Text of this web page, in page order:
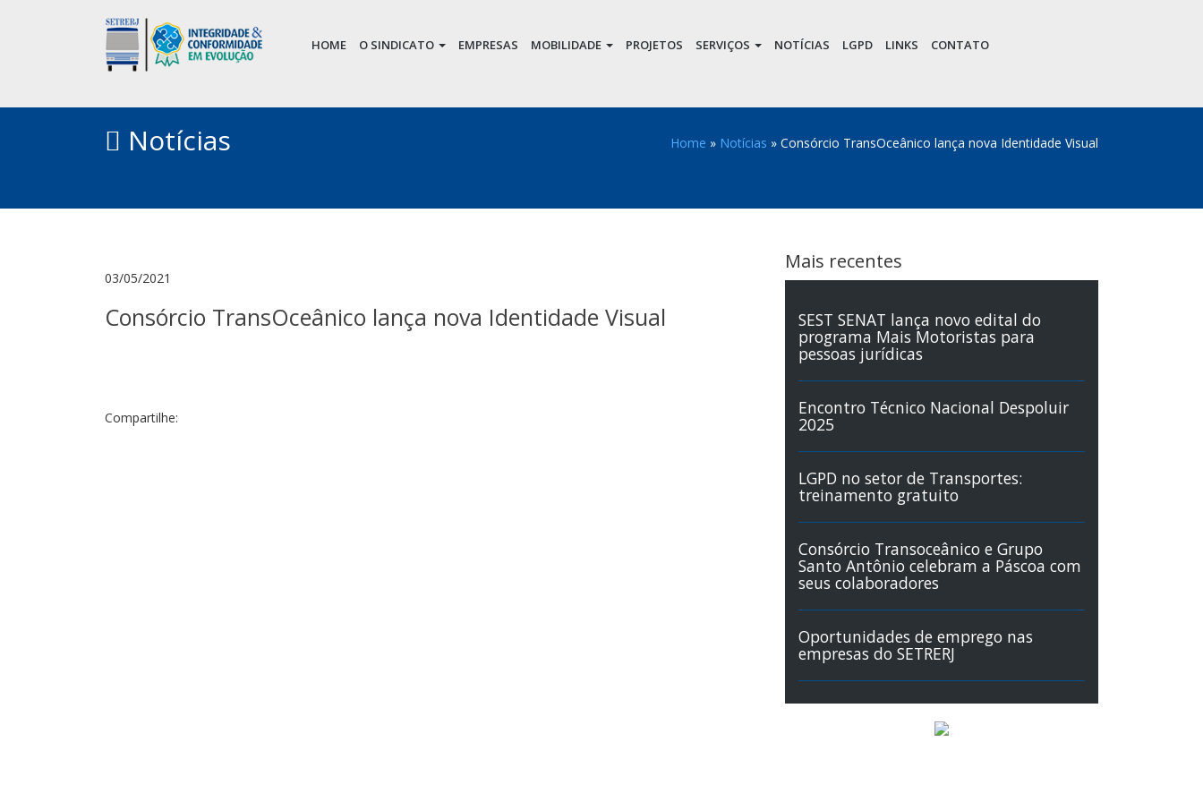
HOME O SINDICATO EMPRESAS MOBILIDADE PROJETOS SERVIÇOS NOTÍCIAS LGPD LINKS CONTATO
Notícias Home » Notícias » Consórcio TransOceânico lança nova Identidade Visual
03/05/2021
Consórcio TransOceânico lança nova Identidade Visual
Compartilhe:
Mais recentes
SEST SENAT lança novo edital do
programa Mais Motoristas para
pessoas jurídicas
Encontro Técnico Nacional Despoluir
2025
LGPD no setor de Transportes:
treinamento gratuito
Consórcio Transoceânico e Grupo
Santo Antônio celebram a Páscoa com
seus colaboradores
Oportunidades de emprego nas
empresas do SETRERJ